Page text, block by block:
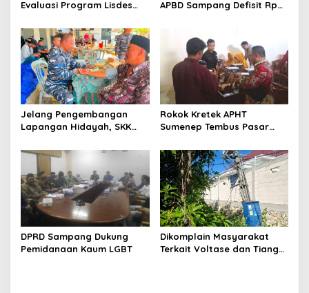
Evaluasi Program Lisdes
APBD Sampang Defisit Rp
Jelang Pengembangan
Lapangan Hidayah, SKK
Perkuat Sinergi dengan
Nelayan Sampang
Rokok Kretek APHT
Sumenep Tembus Pasar
DPRD Sampang Dukung
Pemidanaan Kaum LGBT
Dikomplain Masyarakat
Terkait Voltase dan Tiang